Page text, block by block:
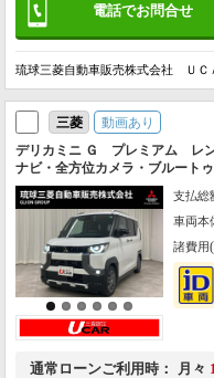
電話でお問合せ
琉球三菱自動車販売株式会社 Ｕ
三菱
動画あり
デリカミニ Ｇ プレミアム レン
ナビ・全方位カメラ・ブルート
スライドドア・スマートキー・
ル・リヤサーキュレーター
支払総
車両本
諸費用
通常ローンご利用時 月々